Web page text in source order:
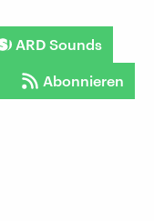
ARD Sounds
Abonnieren